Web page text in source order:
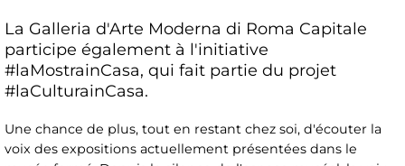
La Galleria d'Arte Moderna di Roma Capitale
participe également à l'initiative
#laMostrainCasa, qui fait partie du projet
#laCulturainCasa.
Une chance de plus, tout en restant chez soi, d'écouter la
voix des expositions actuellement présentées dans le